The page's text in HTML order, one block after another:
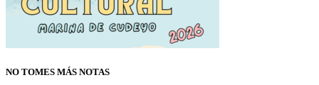
NO TOMES MÁS NOTAS